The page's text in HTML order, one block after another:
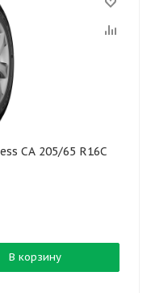
CA 205/65 R16C
В корзину